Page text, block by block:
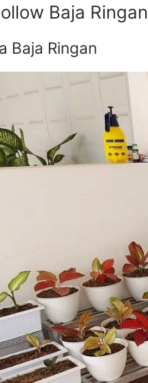
Baja Ringan
Baja Ringan